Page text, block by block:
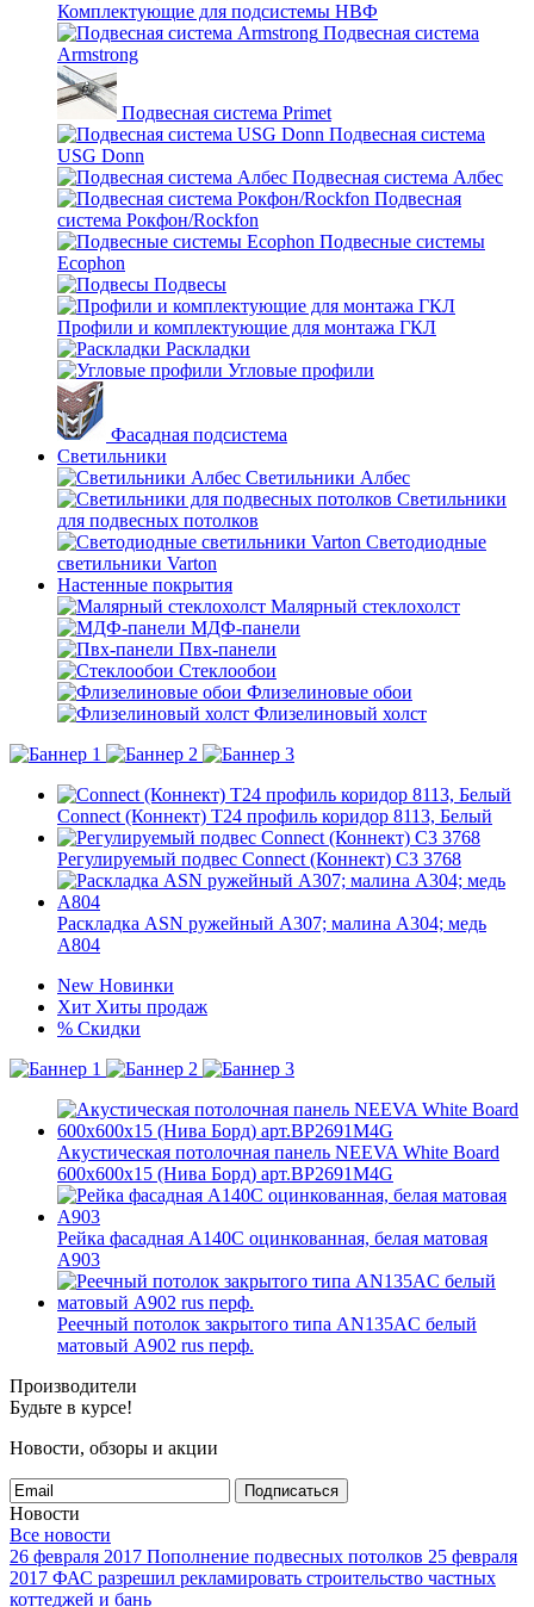
Комплектующие для подсистемы НВФ
Подвесная система
Armstrong
Подвесная система Primet
Подвесная система
USG Donn
Подвесная система Албес
Подвесная
система Рокфон/Rockfon
Подвесные системы
Ecophon
Подвесы
Профили и комплектующие для монтажа ГКЛ
Раскладки
Угловые профили
Фасадная подсистема
Светильники
Светильники Албес
Светильники
для подвесных потолков
Светодиодные
светильники Varton
Настенные покрытия
Малярный стеклохолст
МДФ-панели
Пвх-панели
Стеклообои
Флизелиновые обои
Флизелиновый холст
Connect (Коннект) T24 профиль коридор 8113, Белый
Регулируемый подвес Connect (Коннект) C3 3768
Раскладка ASN ружейный А307; малина А304; медь
А804
New Новинки
Хит Хиты продаж
% Скидки
Акустическая потолочная панель NEEVA White Board
600x600x15 (Нива Борд) арт.BP2691M4G
Рейка фасадная A140С оцинкованная, белая матовая
А903
Реечный потолок закрытого типа AN135AС белый
матовый А902 rus перф.
Производители
Будьте в курсе!
Новости, обзоры и акции
Подписаться
Новости
Все новости
26 февраля 2017 Пополнение подвесных потолков 25 февраля
2017 ФАС разрешил рекламировать строительство частных
коттеджей и бань